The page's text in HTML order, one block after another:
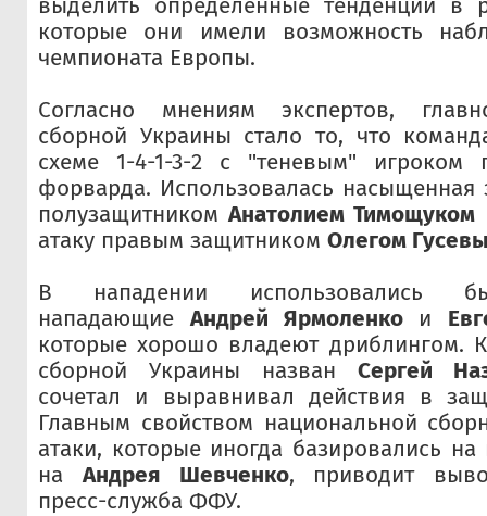
выделить определённые тенденции в
которые они имели возможность
чемпионата Европы.
Согласно мнениям экспертов,
сборной Украины стало то, что
схеме 1-4-1-3-2 с "теневым" игроком
форварда. Использовалась
полузащитникомАнатолием Тимощуком
атаку правым защитником Олегом
В нападении использовались
нападающие Андрей Ярмоленкои
которые хорошо владеют дриблингом.
сборной Украины назван Сергей
сочетал и выравнивал действия в
Главным свойством национальной
атаки, которые иногда базировались
на Андрея Шевченко, приводит
пресс-служба ФФУ.